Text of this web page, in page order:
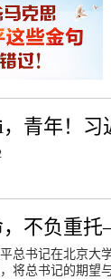
青年！习
，不负重
总书记在北京大
将总书记的期望